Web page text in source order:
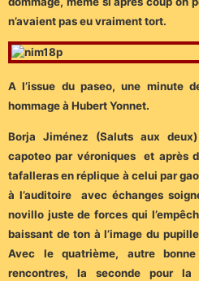
n’avaient pas eu vraiment tort.
A l’issue du paseo, une minute
hommage à Hubert Yonnet.
Borja Jiménez (Saluts aux
capoteo par véroniques et après
tafalleras en réplique à celui par
à l’auditoire avec échanges
novillo juste de forces qui
baissant de ton à l’image du
Avec le quatrième, autre
rencontres, la seconde pour